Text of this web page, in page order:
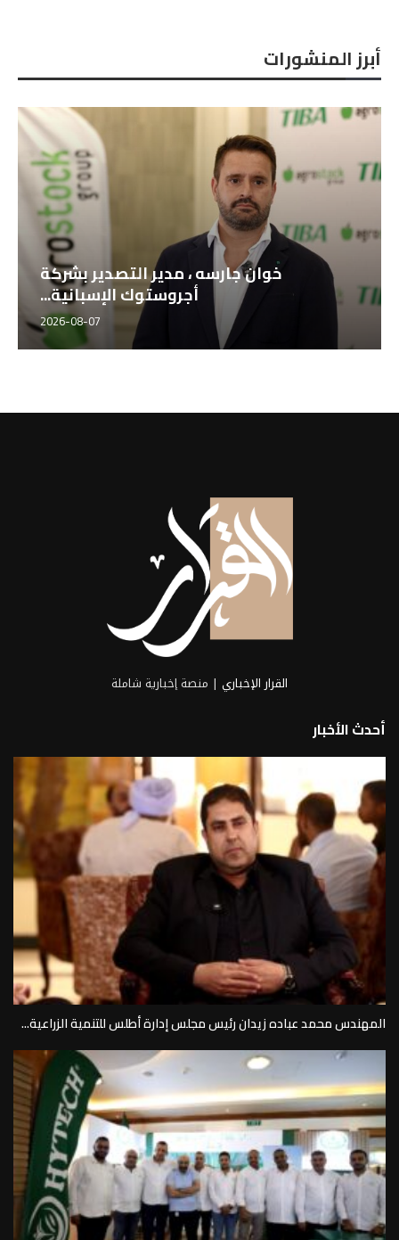
أبرز المنشورات
خوان جارسه ، مدير التصدير بشركة
أجروستوك الإسبانية...
2026-08-07
القرار الإخباري | منصة إخبارية شاملة
أحدث الأخبار
المهندس محمد عباده زيدان رئيس مجلس إدارة أطلس للتنمية الزراعية...